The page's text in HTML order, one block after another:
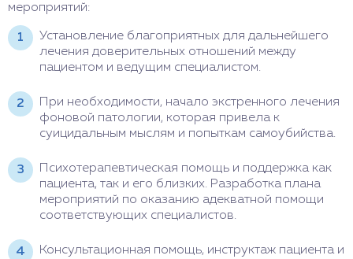
мероприятий:
Установление благоприятных для дальнейшего
лечения доверительных отношений между
пациентом и ведущим специалистом.
При необходимости, начало экстренного лечения
фоновой патологии, которая привела к
суицидальным мыслям и попыткам самоубийства.
Психотерапевтическая помощь и поддержка как
пациента, так и его близких. Разработка плана
мероприятий по оказанию адекватной помощи
соответствующих специалистов.
Консультационная помощь, инструктаж пациента и